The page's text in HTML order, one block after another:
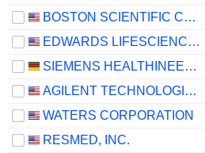
BOSTON SCIENTIFIC CORPORATION
EDWARDS LIFESCIENCES CORPORATION
SIEMENS HEALTHINEERS AG
AGILENT TECHNOLOGIES, INC.
WATERS CORPORATION
RESMED, INC.